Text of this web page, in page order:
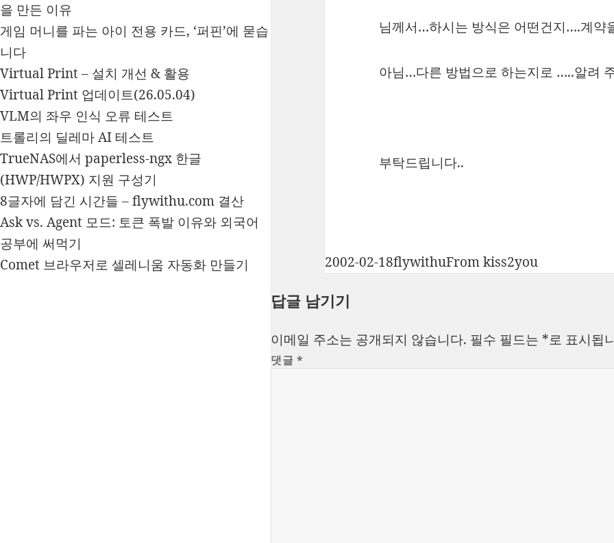
을 만든 이유
게임 머니를 파는 아이 전용 카드, ‘퍼핀’에 묻습
니다
Virtual Print – 설치 개선 & 활용
Virtual Print 업데이트(26.05.04)
VLM의 좌우 인식 오류 테스트
트롤리의 딜레마 AI 테스트
TrueNAS에서 paperless-ngx 한글
(HWP/HWPX) 지원 구성기
8글자에 담긴 시간들 – flywithu.com 결산
Ask vs. Agent 모드: 토큰 폭발 이유와 외국어
공부에 써먹기
Comet 브라우저로 셀레니움 자동화 만들기
님께서…하시는 방식은 어떤건지….계약
아님…다른 방법으로 하는지로 …..알려
부탁드립니다..
작
일
2002-02-18글
flywithu카
From kiss2you
답글 남기기
이메일 주소는 공개되지 않습니다. 필수 필드는 *로 표시됩
댓글*